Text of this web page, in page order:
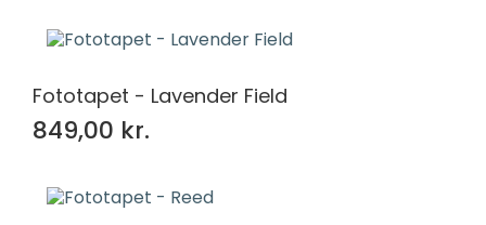
312x219
108
360x240
108
368x254
368x280
400x280
108
Fototapet - Lavender Field
849,00 kr.